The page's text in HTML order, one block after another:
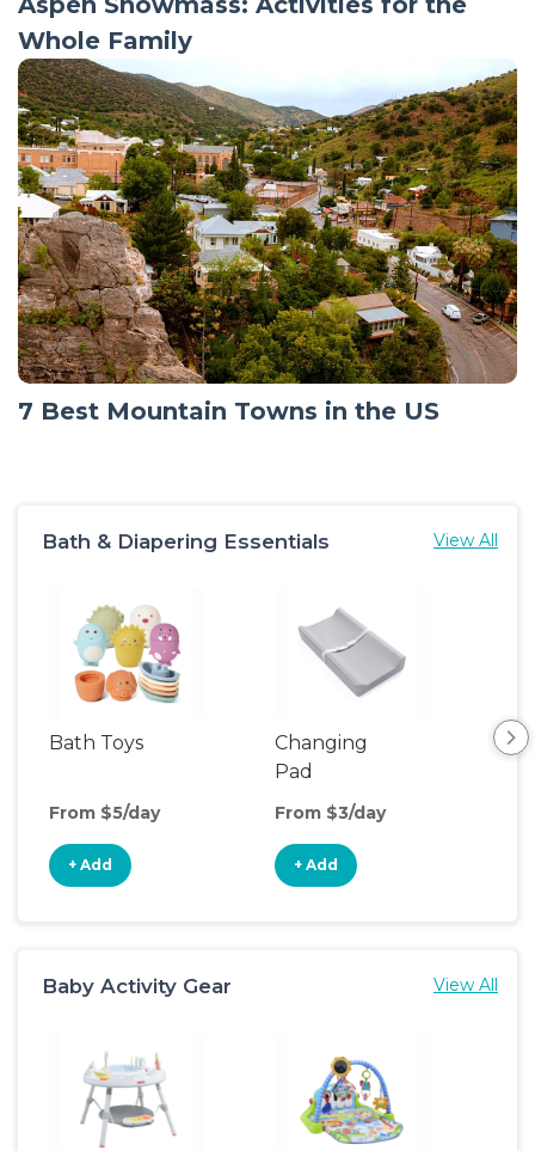
Whole Family
7 Best Mountain Towns in the US
Bath & Diapering Essentials View All
Bath Toys
From $5/day
+ Add
Changing
Pad
From $3/day
+ Add
Baby Activity Gear View All